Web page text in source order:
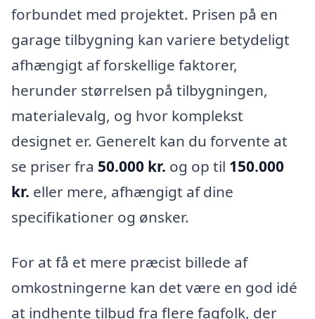
forbundet med projektet. Prisen på en
garage tilbygning kan variere betydeligt
afhængigt af forskellige faktorer,
herunder størrelsen på tilbygningen,
materialevalg, og hvor komplekst
designet er. Generelt kan du forvente at
se priser fra 50.000 kr. og op til 150.000
kr. eller mere, afhængigt af dine
specifikationer og ønsker.
For at få et mere præcist billede af
omkostningerne kan det være en god idé
at indhente tilbud fra flere fagfolk, der